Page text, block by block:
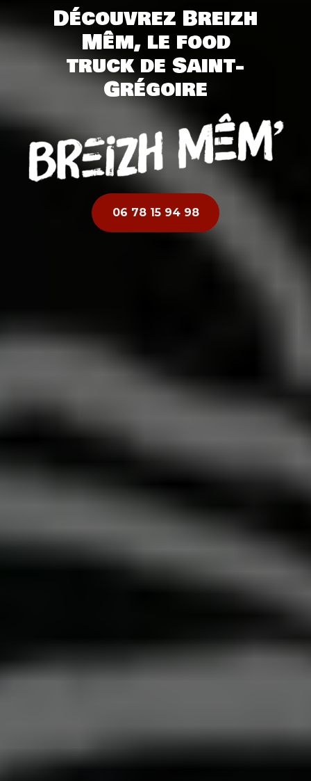
Découvrez Breizh
Mêm, le food
truck de Saint-
Grégoire
06 78 15 94 98